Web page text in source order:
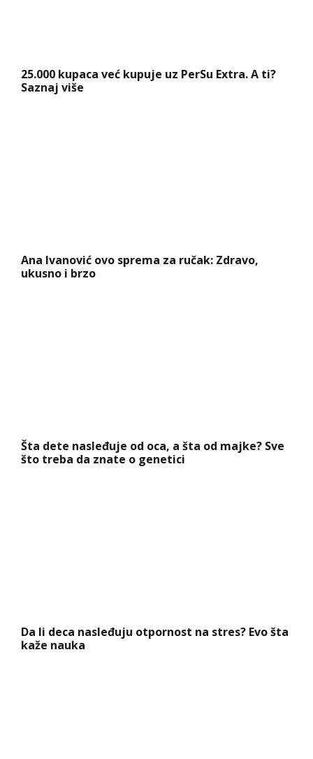
25.000 kupaca već kupuje uz PerSu Extra. A ti?
Saznaj više
Ana Ivanović ovo sprema za ručak: Zdravo,
ukusno i brzo
Šta dete nasleđuje od oca, a šta od majke? Sve
što treba da znate o genetici
Da li deca nasleđuju otpornost na stres? Evo šta
kaže nauka